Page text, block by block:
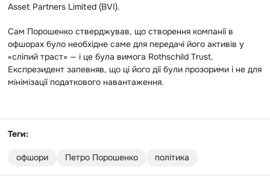
Asset Partners Limited (BVI).
Сам Порошенко стверджував, що створення компанії в
офшорах було необхідне саме для передачі його активів у
«сліпий траст» — і це була вимога Rothschild Trust.
Експрезидент запевняв, що ці його дії були прозорими і не для
мінімізації податкового навантаження.
Теги:
офшори Петро Порошенко політика